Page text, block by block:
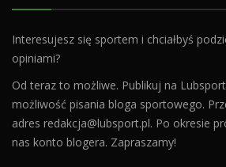
Interesujesz się sportem i chciałbyś
opiniami?
Od teraz to możliwe. Publikuj na
możliwość pisania bloga sportowego.
adres redakcja@lubsport.pl. Po okresie
nas konto blogera. Zapraszamy!